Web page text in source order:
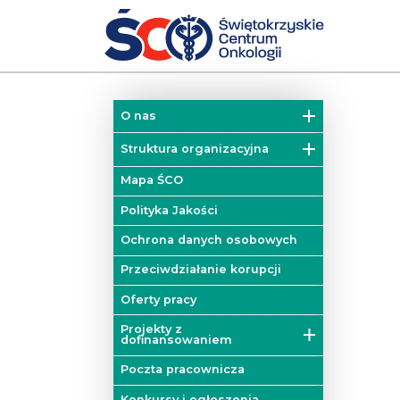
O nas
Misja
Historia
Władze
Struktura organizacyjna
Działy
Kliniki
Zakłady
Colorectal Cancer Unit
Blok operacyjny
Mobilna Pracownia Badań
Diagnostycznych
Poradnie
Mapa ŚCO
Polityka Jakości
Ochrona danych osobowych
Przeciwdziałanie korupcji
Oferty pracy
Projekty z
dofinansowaniem
Projekty unijne
Poczta pracownicza